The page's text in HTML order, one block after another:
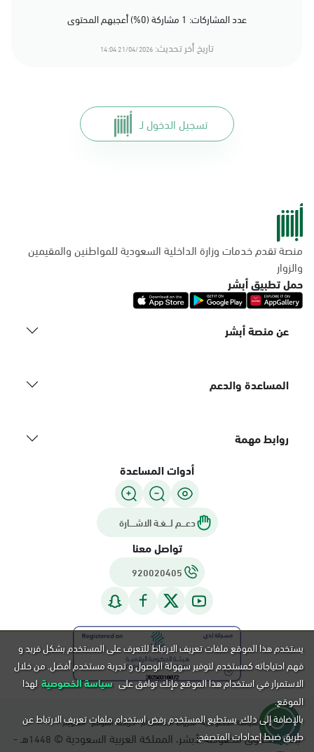
عدد المشاركات: 1 مشاركة (0%) أعجبهم المحتوى
تاريخ أخر تحديث: 21/04/2026 14:04
تسجيل الدخول لـ
منصة تقدم خدمات وزارة الداخلية السعودية للمواطنين والمقيمين
والزوار
حمل تطبيق أبشر
عن منصة أبشر
المساعدة والدعم
روابط مهمة
أدوات المساعدة
دعـــم لـــغـة الاشــــارة
تواصل معنا
920020405
سياسة الخصوصية شروط الاستخدام خريطة الموقع التقويم
جميع الحقوق محفوظة لأبشر، المملكة العربية السعودية © 1448هـ -
يستخدم هذا الموقع ملفات تعريف الارتباط للتعرف على المستخدم بشكل فريد و
فهم احتياجاته كمستخدم لتوفير سهولة الوصول و تجربة مستخدم أفضل. من خلال
الاستمرار في استخدام هذا الموقع فإنك توافق على سياسة الخصوصية لهذا
الموقع.
بالإضافة إلى ذلك, يستطيع المستخدم رفض استخدام ملفات تعريف الارتباط عن
طريق ضبط إعدادات المتصفح.